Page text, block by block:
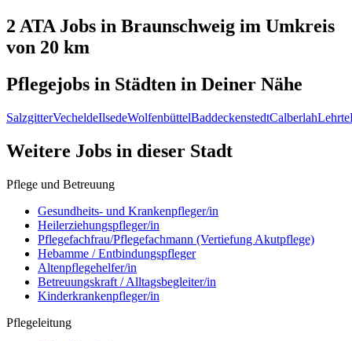
2 ATA Jobs in Braunschweig im Umkreis
von 20 km
Pflegejobs in Städten in Deiner Nähe
SalzgitterVecheldeIlsedeWolfenbüttelBaddeckenstedtCalberlahLehrte
Weitere Jobs in dieser Stadt
Pflege und Betreuung
Gesundheits- und Krankenpfleger/in
Heilerziehungspfleger/in
Pflegefachfrau/Pflegefachmann (Vertiefung Akutpflege)
Hebamme / Entbindungspfleger
Altenpflegehelfer/in
Betreuungskraft / Alltagsbegleiter/in
Kinderkrankenpfleger/in
Pflegeleitung